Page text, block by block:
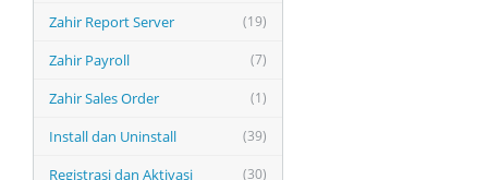
(19)
Zahir Report Server
(7)
Zahir Payroll
(1)
Zahir Sales Order
(39)
Install dan Uninstall
(30)
Registrasi dan Aktivasi